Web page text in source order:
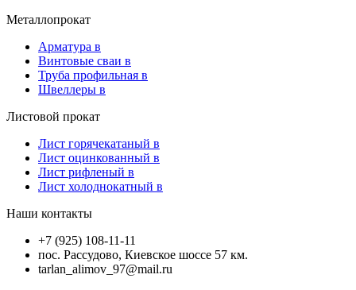
Металлопрокат
Арматура в
Винтовые сваи в
Труба профильная в
Швеллеры в
Листовой прокат
Лист горячекатаный в
Лист оцинкованный в
Лист рифленый в
Лист холоднокатный в
Наши контакты
+7 (925) 108-11-11
пос. Рассудово, Киевское шоссе 57 км.
tarlan_alimov_97@mail.ru